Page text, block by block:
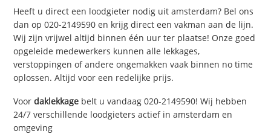
Heeft u direct een loodgieter nodig uit amsterdam? Bel ons
dan op 020-2149590 en krijg direct een vakman aan de lijn.
Wij zijn vrijwel altijd binnen één uur ter plaatse! Onze goed
opgeleide medewerkers kunnen alle lekkages,
verstoppingen of andere ongemakken vaak binnen no time
oplossen. Altijd voor een redelijke prijs.
Voordaklekkage belt u vandaag 020-2149590! Wij hebben
24/7 verschillende loodgieters actief in amsterdam en
omgeving